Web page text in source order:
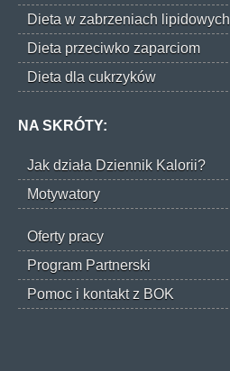
Dieta w zabrzeniach lipidowych
Dieta przeciwko zaparciom
Dieta dla cukrzyków
NA SKRÓTY:
Jak działa Dziennik Kalorii?
Motywatory
Oferty pracy
Program Partnerski
Pomoc i kontakt z BOK